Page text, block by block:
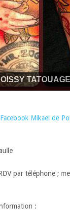
TATOUAGE
Mikael de
par téléphone ;
: